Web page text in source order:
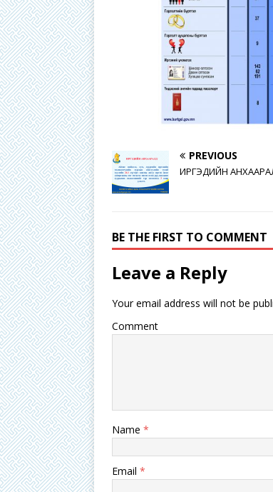
PREVIOUS
ИРГЭДИЙН
BE THE FIRST TO COMMENT
Leave a Reply
Your email address will not be
Comment
Name *
Email *